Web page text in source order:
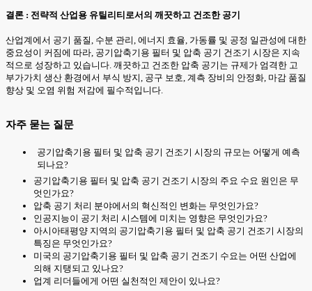
결론 : 전략적 산업용 유틸리티로서의 깨끗하고 건조한 공기
산업계에서 공기 품질, 수분 관리, 에너지 효율, 가동률 및 공정 일관성에 대한
중요성이 커짐에 따라, 공기압축기용 필터 및 압축 공기 건조기 시장은 지속
적으로 성장하고 있습니다. 깨끗하고 건조한 압축 공기는 규제가 엄격한 고
부가가치 생산 환경에서 부식 방지, 공구 보호, 계측 장비의 안정화, 마감 품질
향상 및 오염 위험 저감에 필수적입니다.
자주 묻는 질문
공기압축기용 필터 및 압축 공기 건조기 시장의 규모는 어떻게 예측
되나요?
공기압축기용 필터 및 압축 공기 건조기 시장의 주요 수요 원인은 무
엇인가요?
압축 공기 처리 분야에서의 혁신적인 변화는 무엇인가요?
인공지능이 공기 처리 시스템에 미치는 영향은 무엇인가요?
아시아태평양 지역의 공기압축기용 필터 및 압축 공기 건조기 시장의
특징은 무엇인가요?
미국의 공기압축기용 필터 및 압축 공기 건조기 수요는 어떤 산업에
의해 지탱되고 있나요?
업계 리더들에게 어떤 실천적인 제안이 있나요?